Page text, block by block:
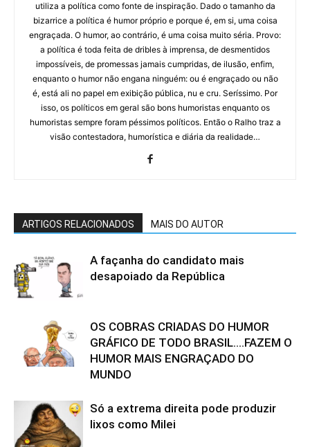
utiliza a política como fonte de inspiração. Dado o tamanho da
bizarrice a política é humor próprio e porque é, em si, uma coisa
engraçada. O humor, ao contrário, é uma coisa muito séria. Provo:
a política é toda feita de dribles à imprensa, de desmentidos
impossíveis, de promessas jamais cumpridas, de ilusão, enfim,
enquanto o humor não engana ninguém: ou é engraçado ou não
é, está ali no papel em exibição pública, nu e cru. Seríssimo. Por
isso, os políticos em geral são bons humoristas enquanto os
humoristas sempre foram péssimos políticos. Então o Ralho traz a
visão contestadora, humorística e diária da realidade…
ARTIGOS RELACIONADOS MAIS DO AUTOR
A façanha do candidato mais
desapoiado da República
OS COBRAS CRIADAS DO HUMOR
GRÁFICO DE TODO BRASIL….FAZEM O
HUMOR MAIS ENGRAÇADO DO
MUNDO
Só a extrema direita pode produzir
lixos como Milei